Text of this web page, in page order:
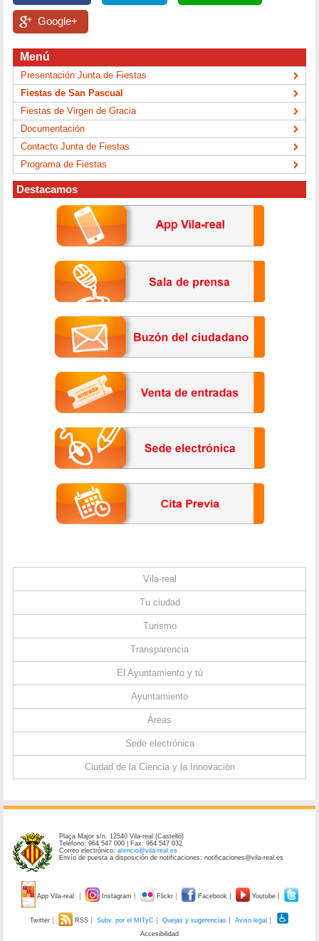
Google+
Menú
Presentación Junta de Fiestas
Fiestas de San Pascual
Fiestas de Virgen de Gracia
Documentación
Contacto Junta de Fiestas
Programa de Fiestas
Destacamos
Vila-real
Tu ciudad
Turismo
Transparencia
El Ayuntamiento y tú
Ayuntamiento
Áreas
Sede electrónica
Ciudad de la Ciencia y la Innovación
Plaça Major s/n. 12540 Vila-real (Castelló)
Teléfono: 964 547 000 | Fax: 964 547 032
Correo electrónico:atencio@vila-real.es
Envío de puesta a disposición de notificaciones: notificaciones@vila-real.es
App Vila-real Instagram Flickr Facebook Youtube
Twitter RSS Subv. por el MITyC Quejas y sugerencias
Aviso legal
Accesibilidad